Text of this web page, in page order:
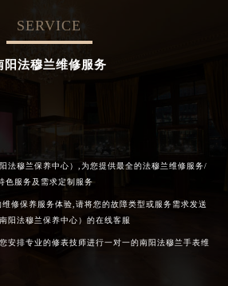
SERVICE
阳法穆兰维修服务
法穆兰保养中心）,为您提供最全的法穆兰维修服务/
色服务及需求定制服务
修保养服务体验,请将您的故障类型或服务需求发送
阳法穆兰保养中心）的在线客服
安排专业的修表技师进行一对一的南阳法穆兰手表维